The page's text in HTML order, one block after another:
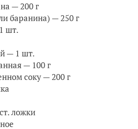
— 200 г
баранина) — 250 г
шт.
— 1 шт.
— 100 г
соку — 200 г
ложки